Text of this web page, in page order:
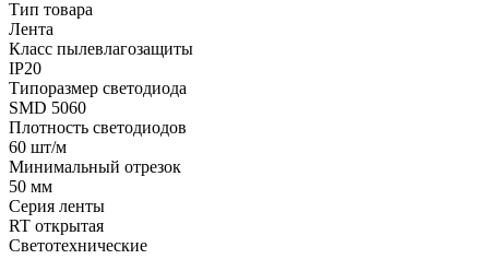
Тип товара
Лента
Класс пылевлагозащиты
IP20
Типоразмер светодиода
SMD 5060
Плотность светодиодов
60 шт/м
Минимальный отрезок
50 мм
Серия ленты
RT открытая
Светотехнические